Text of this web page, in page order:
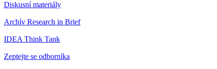
Diskusní materiály
Archív Research in Brief
IDEA Think Tank
Zeptejte se odborníka